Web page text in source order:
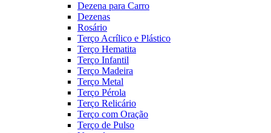
Dezena para Carro
Dezenas
Rosário
Terço Acrílico e Plástico
Terço Hematita
Terço Infantil
Terço Madeira
Terço Metal
Terço Pérola
Terço Relicário
Terço com Oração
Terço de Pulso